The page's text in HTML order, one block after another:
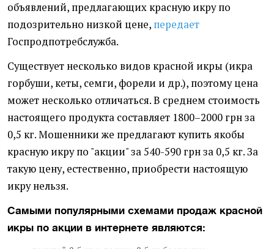
объявлений, предлагающих красную икру по
подозрительно низкой цене, передает
Госпродпотребслужба.
Существует несколько видов красной икры (икра
горбуши, кеты, семги, форели и др.), поэтому цена
может несколько отличаться. В среднем стоимость
настоящего продукта составляет 1800–2000 грн за
0,5 кг. Мошенники же предлагают купить якобы
красную икру по "акции" за 540-590 грн за 0,5 кг. За
такую цену, естественно, приобрести настоящую
икру нельзя.
Самыми популярными схемами продаж красной
икры по акции в интернете являются: